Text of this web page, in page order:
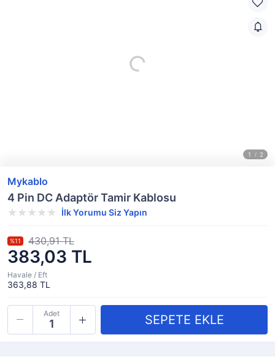
Mykablo
4 Pin DC Adaptör Tamir Kablosu
İlk Yorumu Siz Yapın
383,03 TL
%11 430,91 TL
Havale / Eft
363,88 TL
Adet